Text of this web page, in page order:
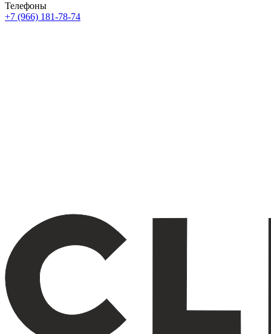
Телефоны
+7 (966) 181-78-74